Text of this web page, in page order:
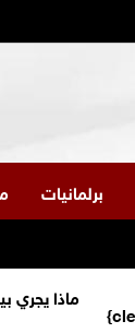
برلمانيات
ماذا يجري